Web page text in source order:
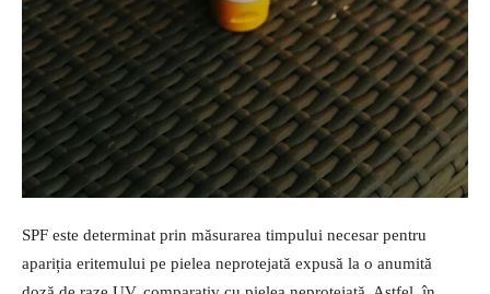
SPF este determinat prin măsurarea timpului necesar pentru
apariția eritemului pe pielea neprotejată expusă la o anumită